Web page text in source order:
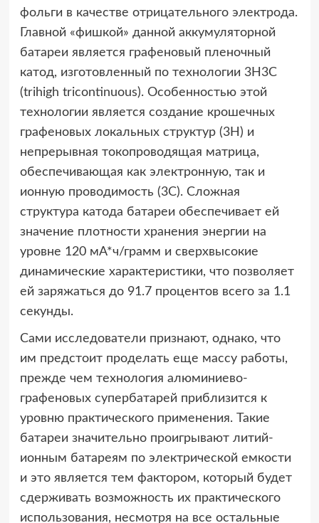
фольги в качестве отрицательного электрода.
Главной «фишкой» данной аккумуляторной
батареи является графеновый пленочный
катод, изготовленный по технологии 3H3C
(trihigh tricontinuous). Особенностью этой
технологии является создание крошечных
графеновых локальных структур (3H) и
непрерывная токопроводящая матрица,
обеспечивающая как электронную, так и
ионную проводимость (3C). Сложная
структура катода батареи обеспечивает ей
значение плотности хранения энергии на
уровне 120 мА*ч/грамм и сверхвысокие
динамические характеристики, что позволяет
ей заряжаться до 91.7 процентов всего за 1.1
секунды.
Сами исследователи признают, однако, что
им предстоит проделать еще массу работы,
прежде чем технология алюминиево-
графеновых супербатарей приблизится к
уровню практического применения. Такие
батареи значительно проигрывают литий-
ионным батареям по электрической емкости
и это является тем фактором, который будет
сдерживать возможность их практического
использования, несмотря на все остальные